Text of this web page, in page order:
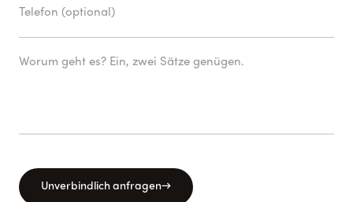
Unverbindlich anfragen→